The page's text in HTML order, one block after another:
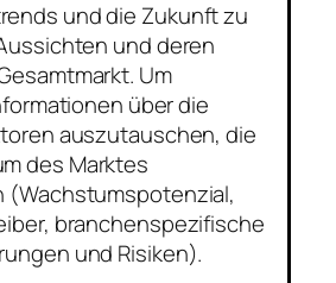
und die Zukunft zu
und deren
Um
über die
auszutauschen, die
des Marktes
(Wachstumspotenzial,
branchenspezifische
und Risiken).